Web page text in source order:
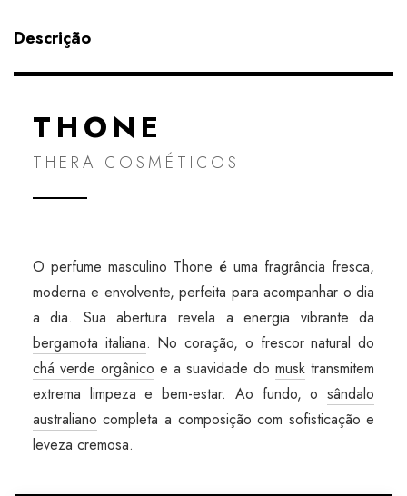
Descrição
THONE
THERA COSMÉTICOS
O perfume masculino Thone é uma fragrância fresca,
moderna e envolvente, perfeita para acompanhar o dia
a dia. Sua abertura revela a energia vibrante da
bergamota italiana. No coração, o frescor natural do
chá verde orgânico e a suavidade domusk transmitem
extrema limpeza e bem-estar. Ao fundo, osândalo
australiano completa a composição com sofisticação e
leveza cremosa.